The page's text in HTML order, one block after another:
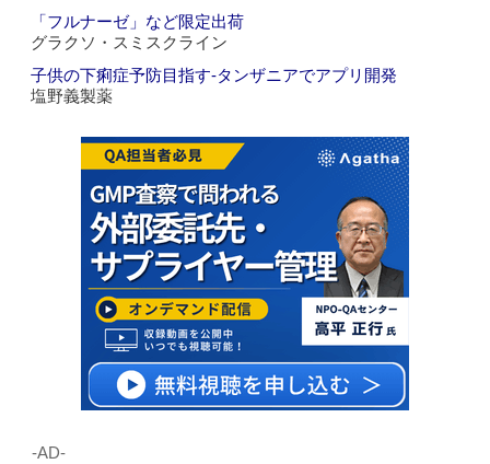
「フルナーゼ」など限定出荷
グラクソ・スミスクライン
子供の下痢症予防目指す‐タンザニアでアプリ開発
塩野義製薬
‐AD‐